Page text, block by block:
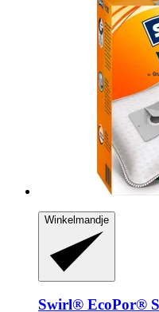
Winkelmandje
Swirl® EcoPor®